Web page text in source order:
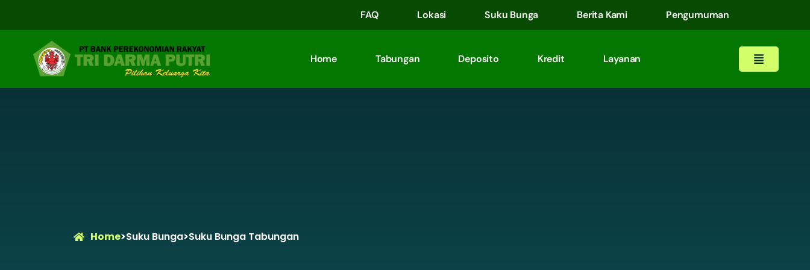
FAQ Lokasi Suku Bunga Berita Kami Pengumuman
Home Tabungan Deposito Kredit Layanan
Home>Suku Bunga>Suku Bunga Tabungan